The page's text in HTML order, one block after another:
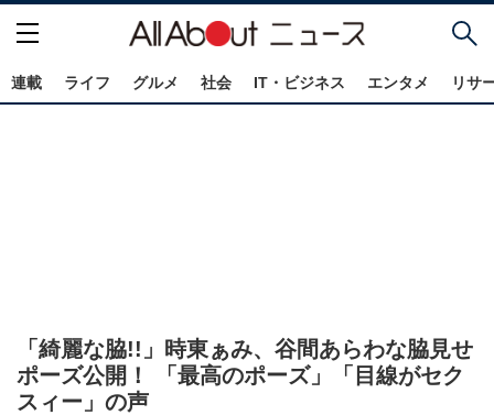
連載 ライフ グルメ 社会 IT・ビジネス エンタメ リサ
「綺麗な脇!!」時東ぁみ、谷間あらわな脇見せ
ポーズ公開！ 「最高のポーズ」「目線がセク
スィー」の声